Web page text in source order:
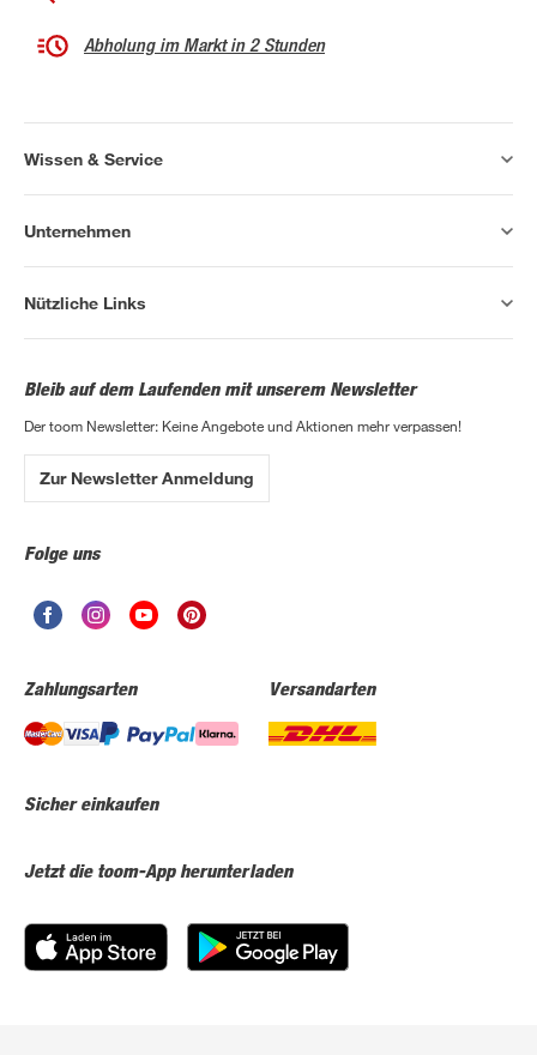
Abholung im Markt in 2 Stunden
Wissen & Service
Unternehmen
Nützliche Links
Bleib auf dem Laufenden mit unserem Newsletter
Der toom Newsletter: Keine Angebote und Aktionen mehr verpassen!
Zur Newsletter Anmeldung
Folge uns
Zahlungsarten Versandarten
Sicher einkaufen
Jetzt die toom-App herunterladen